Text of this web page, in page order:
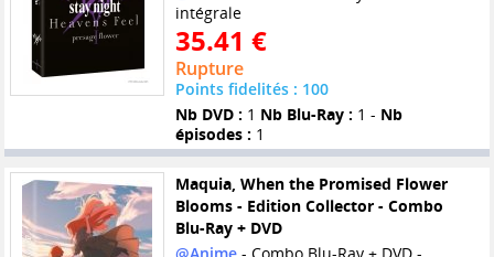
intégrale
35.41 €
Rupture
Points fidelités : 100
Nb DVD : 1 Nb Blu-Ray : 1 - Nb
épisodes : 1
Maquia, When the Promised Flower
Blooms - Edition Collector - Combo
Blu-Ray + DVD